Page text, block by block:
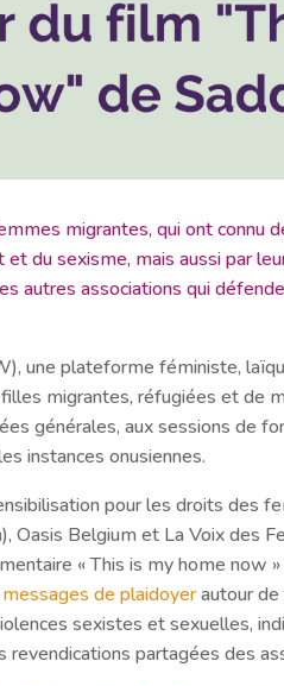
migrantes, qui ont connu
du sexisme, mais aussi par
autres associations qui
une plateforme féministe,
migrantes, réfugiées et de
générales, aux sessions de
instances onusiennes.
pour les droits des
Belgium et La Voix des
« This is my home now
messages de plaidoyerautour de
sexistes et sexuelles,
partagées des